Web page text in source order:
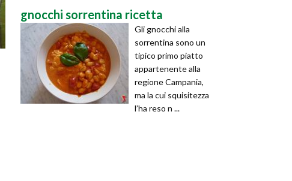
gnocchi sorrentina ricetta
Gli gnocchi alla
sorrentina sono un
tipico primo piatto
appartenente alla
regione Campania,
ma la cui squisitezza
l’ha reso n ...